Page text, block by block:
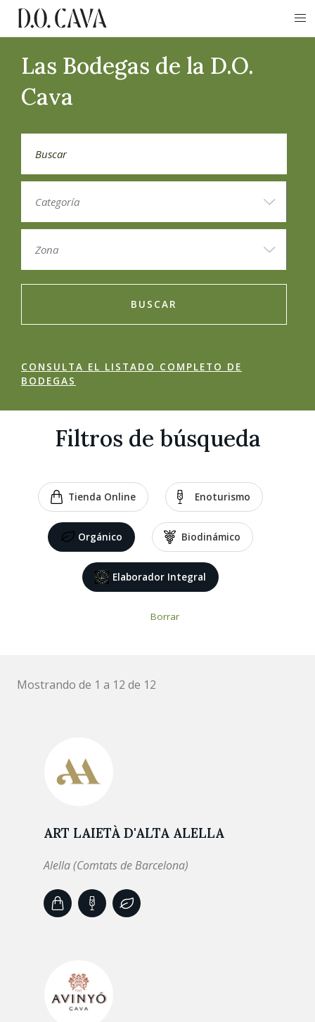
Las Bodegas de la D.O.
Cava
BUSCAR
CONSULTA EL LISTADO COMPLETO DE
BODEGAS
Filtros de búsqueda
Tienda Online Enoturismo
Orgánico Biodinámico
Elaborador Integral
Borrar
Mostrando de 1 a 12 de 12
ART LAIETÀ D'ALTA ALELLA
Alella (Comtats de Barcelona)